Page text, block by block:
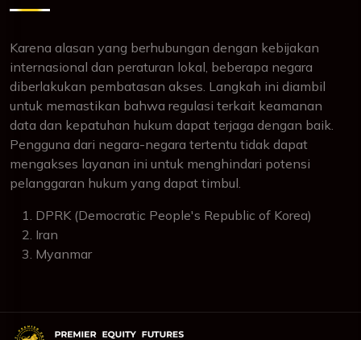
Karena alasan yang berhubungan dengan kebijakan
internasional dan peraturan lokal, beberapa negara
diberlakukan pembatasan akses. Langkah ini diambil
untuk memastikan bahwa regulasi terkait keamanan
data dan kepatuhan hukum dapat terjaga dengan baik.
Pengguna dari negara-negara tertentu tidak dapat
mengakses layanan ini untuk menghindari potensi
pelanggaran hukum yang dapat timbul.
DPRK (Democratic People's Republic of Korea)
Iran
Myanmar